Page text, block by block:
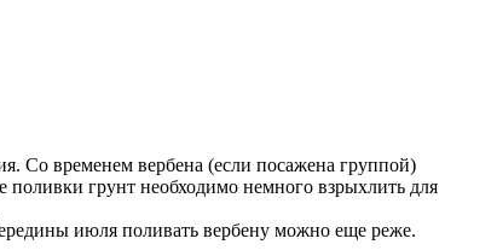
Со временем вербена (если посажена группой)
поливки грунт необходимо немного взрыхлить для
июля поливать вербену можно еще реже.